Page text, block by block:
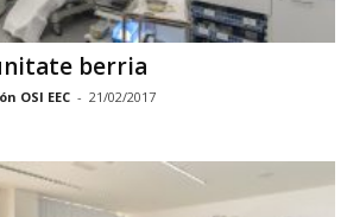
berria
OSI EEC - 21/02/2017